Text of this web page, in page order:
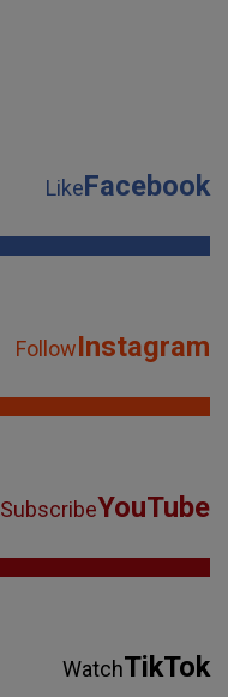
LikeFacebook
FollowInstagram
SubscribeYouTube
WatchTikTok